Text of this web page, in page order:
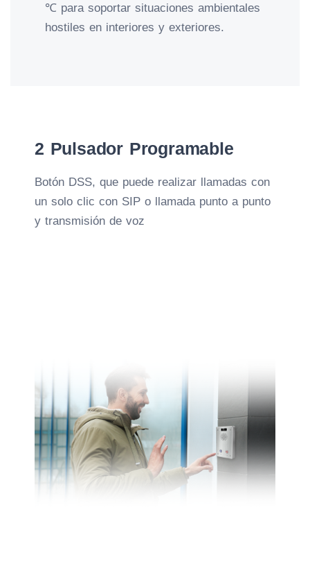
℃ para soportar situaciones ambientales
hostiles en interiores y exteriores.
2 Pulsador Programable
Botón DSS, que puede realizar llamadas con
un solo clic con SIP o llamada punto a punto
y transmisión de voz